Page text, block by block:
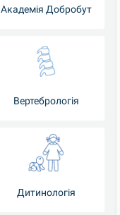
Академія Добробут
Вертебрологія
Дитинологія